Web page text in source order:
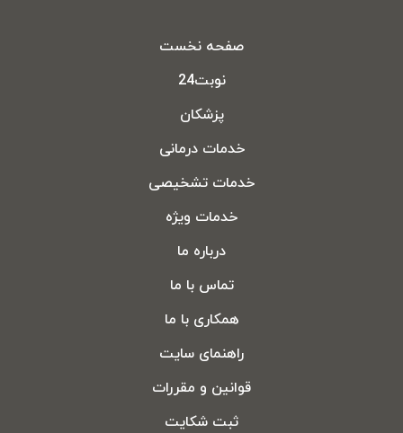
صفحه نخست
نوبت24
پزشکان
خدمات درمانی
خدمات تشخیصی
خدمات ویژه
درباره ما
تماس با ما
همکاری با ما
راهنمای سایت
قوانین و مقررات
ثبت شکایت